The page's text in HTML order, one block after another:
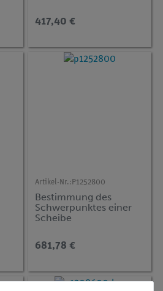
HEX
417,40 €
Artikel-Nr.: P1252800
Bestimmung des
Schwerpunktes einer
Scheibe
681,78 €